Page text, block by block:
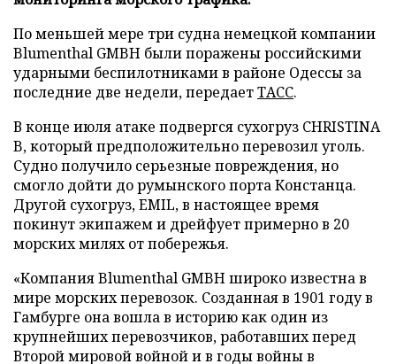
По меньшей мере три судна немецкой компании
Blumenthal GMBH были поражены российскими
ударными беспилотниками в районе Одессы за
последние две недели, передаетТАСС.
В конце июля атаке подвергся сухогруз CHRISTINA
B, который предположительно перевозил уголь.
Судно получило серьезные повреждения, но
смогло дойти до румынского порта Констанца.
Другой сухогруз, EMIL, в настоящее время
покинут экипажем и дрейфует примерно в 20
морских милях от побережья.
«Компания Blumenthal GMBH широко известна в
мире морских перевозок. Созданная в 1901 году в
Гамбурге она вошла в историю как один из
крупнейших перевозчиков, работавших перед
Второй мировой войной и в годы войны в